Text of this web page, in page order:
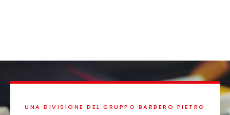
UNA DIVISIONE DEL GRUPPO BARBERO PIETRO